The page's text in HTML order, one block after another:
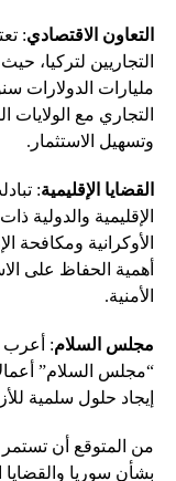
التعاون الاقتصادي:
التجاريين لتركيا،
مليارات الدولارات
التجاري مع الولايات
وتسهيل الاستثمار.
القضايا الإقليمية:
الإقليمية والدولية
الأوكرانية ومكافحة
أهمية الحفاظ على
الأمنية.
مجلس السلام: أعرب
“مجلس السلام”
إيجاد حلول سلمية
من المتوقع أن تستمر
بشأن سوريا والقضايا